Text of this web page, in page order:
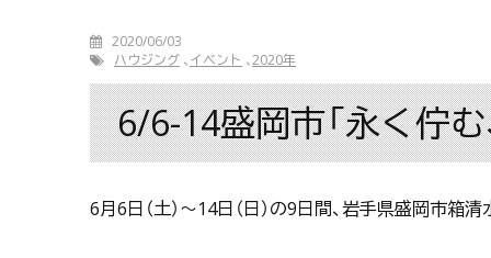
2020/06/03
ハウジング イベント 2020年
6/6-14盛岡市「永く佇
6月6日（土）〜14日（日）の9日間、岩手県盛岡市箱